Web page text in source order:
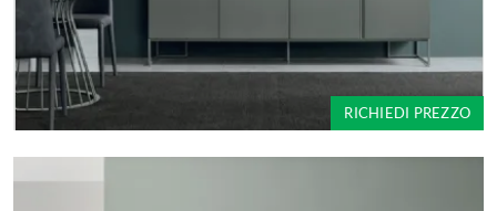
RICHIEDI PREZZO